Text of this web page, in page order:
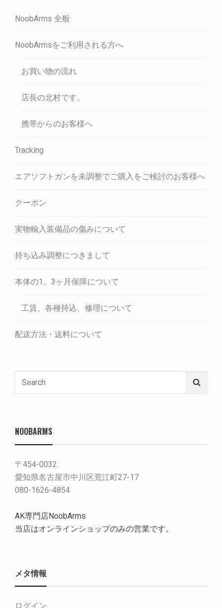
NoobArms 全般
NoobArmsをご利用される方へ
お買い物の流れ
店長の北村です。
携帯からのお客様へ
Tracking
エアソフトガンを未調整でご購入をご検討のお客様へ
クーポン
実物輸入装備品の傷みについて
持ち込み調整につきまして
本体の1、3ヶ月保障について
工賃、各種持込、修理について
配送方法・送料について
NOOBARMS
〒454-0032
愛知県名古屋市中川区荒江町27-17
080-1626-4854
AK専門店NoobArms
当店はオンラインショップのみの営業です。
メタ情報
ログイン